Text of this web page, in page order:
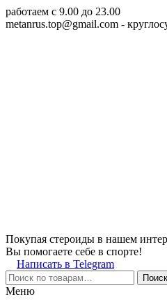
работаем c 9.00 до 23.00
metanrus.top@gmail.com -
Покупая стероиды в нашем
Вы помогаете себе в спорте!
Написать в Telegram
Поиск
Меню